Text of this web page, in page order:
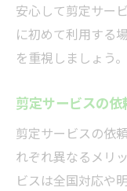
安心して剪定サー
に初めて利用する
を重視しましょう。
剪定サービスの
剪定サービスの依
れぞれ異なるメリ
ビスは全国対応や